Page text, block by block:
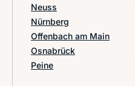
Neuss
Nürnberg
Offenbach am Main
Osnabrück
Peine